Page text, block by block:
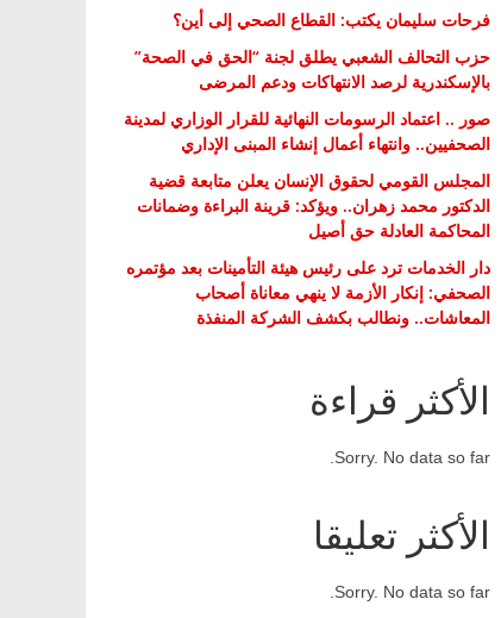
فرحات سليمان يكتب: القطاع الصحي إلى أين؟
حزب التحالف الشعبي يطلق لجنة “الحق في الصحة”
بالإسكندرية لرصد الانتهاكات ودعم المرضى
صور .. اعتماد الرسومات النهائية للقرار الوزاري لمدينة
الصحفيين.. وانتهاء أعمال إنشاء المبنى الإداري
المجلس القومي لحقوق الإنسان يعلن متابعة قضية
الدكتور محمد زهران.. ويؤكد: قرينة البراءة وضمانات
المحاكمة العادلة حق أصيل
دار الخدمات ترد على رئيس هيئة التأمينات بعد مؤتمره
الصحفي: إنكار الأزمة لا ينهي معاناة أصحاب
المعاشات.. ونطالب بكشف الشركة المنفذة
الأكثر قراءة
Sorry. No data so far.
الأكثر تعليقا
Sorry. No data so far.